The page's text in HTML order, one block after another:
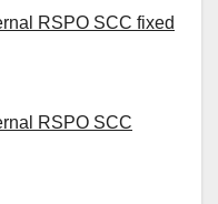
RSPO SCC fixed
RSPO SCC